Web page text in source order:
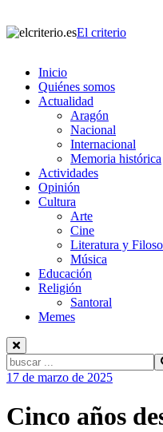
El criterio
Inicio
Quiénes somos
Actualidad
Aragón
Nacional
Internacional
Memoria histórica
Actividades
Opinión
Cultura
Arte
Cine
Literatura y
Música
Educación
Religión
Santoral
Memes
Buscar:
Ir
contenido
17 de marzo de 2025
Cinco años